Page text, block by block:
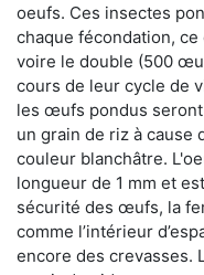
oeufs. Ces insectes
chaque fécondation,
voire le double (500
cours de leur cycle de
les œufs pondus
un grain de riz à cause
couleur blanchâtre.
longueur de 1 mm et
sécurité des œufs, la
comme l’intérieur
encore des crevasses.